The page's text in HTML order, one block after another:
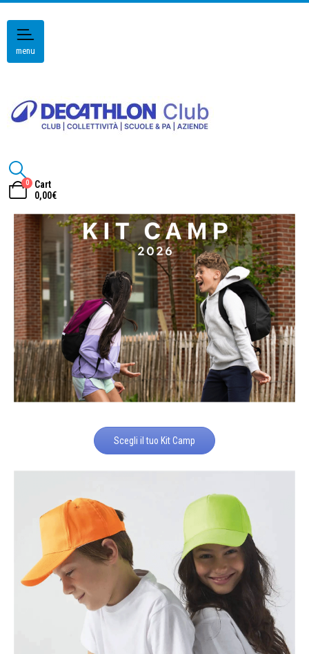
menu
0
Cart
0,00€
Scegli il tuo Kit Camp